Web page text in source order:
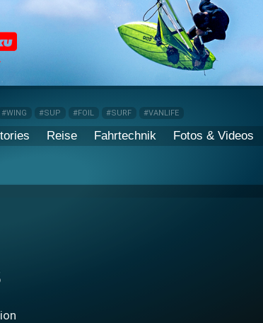
#WING #SUP #FOIL #SURF #VANLIFE
Reise Fahrtechnik Fotos & Videos